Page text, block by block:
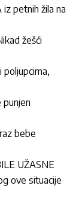
petnih žila na
žešći
punjen
bebe
UŽASNE
ove situacije